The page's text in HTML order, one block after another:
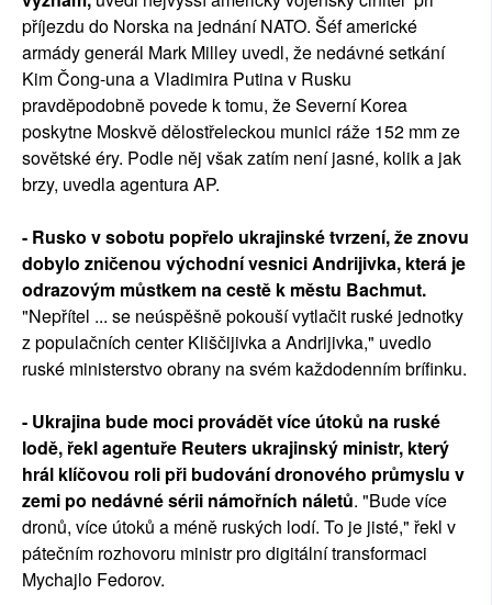
příjezdu do Norska na jednání NATO. Šéf americké
armády generál Mark Milley uvedl, že nedávné setkání
Kim Čong-una a Vladimira Putina v Rusku
pravděpodobně povede k tomu, že Severní Korea
poskytne Moskvě dělostřeleckou munici ráže 152 mm ze
sovětské éry. Podle něj však zatím není jasné, kolik a jak
brzy, uvedla agentura AP.
- Rusko v sobotu popřelo ukrajinské tvrzení, že znovu
dobylo zničenou východní vesnici Andrijivka, která je
odrazovým můstkem na cestě k městu Bachmut.
"Nepřítel ... se neúspěšně pokouší vytlačit ruské jednotky
z populačních center Kliščijivka a Andrijivka," uvedlo
ruské ministerstvo obrany na svém každodenním brífinku.
- Ukrajina bude moci provádět více útoků na ruské
lodě, řekl agentuře Reuters ukrajinský ministr, který
hrál klíčovou roli při budování dronového průmyslu v
zemi po nedávné sérii námořních náletů. "Bude více
dronů, více útoků a méně ruských lodí. To je jisté," řekl v
pátečním rozhovoru ministr pro digitální transformaci
Mychajlo Fedorov.